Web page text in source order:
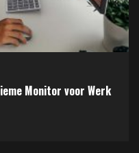
Monitor voor Werk